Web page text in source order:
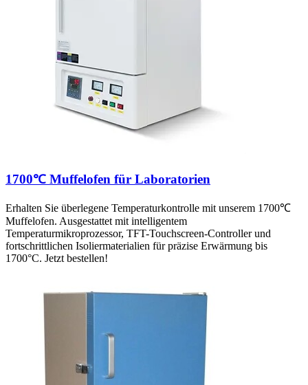
1700℃ Muffelofen für Laboratorien
Erhalten Sie überlegene Temperaturkontrolle mit unserem 1700℃
Muffelofen. Ausgestattet mit intelligentem
Temperaturmikroprozessor, TFT-Touchscreen-Controller und
fortschrittlichen Isoliermaterialien für präzise Erwärmung bis
1700°C. Jetzt bestellen!